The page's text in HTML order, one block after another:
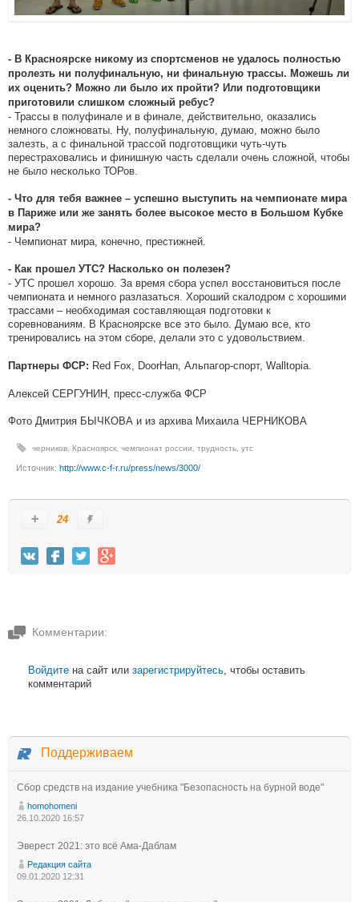
- В Красноярске никому из спортсменов не удалось полностью
пролезть ни полуфинальную, ни финальную трассы. Можешь ли
их оценить? Можно ли было их пройти? Или подготовщики
приготовили слишком сложный ребус?
- Трассы в полуфинале и в финале, действительно, оказались
немного сложноваты. Ну, полуфинальную, думаю, можно было
залезть, а с финальной трассой подготовщики чуть-чуть
перестраховались и финишную часть сделали очень сложной, чтобы
не было несколько ТОРов.
- Что для тебя важнее – успешно выступить на чемпионате мира
в Париже или же занять более высокое место в Большом Кубке
мира?
- Чемпионат мира, конечно, престижней.
- Как прошел УТС? Насколько он полезен?
- УТС прошел хорошо. За время сбора успел восстановиться после
чемпионата и немного разлазаться. Хороший скалодром с хорошими
трассами – необходимая составляющая подготовки к
соревнованиям. В Красноярске все это было. Думаю все, кто
тренировались на этом сборе, делали это с удовольствием.
Партнеры ФСР: Red Fox, DoorHan, Альпагор-спорт, Walltopia.
Алексей СЕРГУНИН, пресс-служба ФСР
Фото Дмитрия БЫЧКОВА и из архива Михаила ЧЕРНИКОВА
черников, Красноярск, чемпионат россии, трудность, утс
Источник: http://www.c-f-r.ru/press/news/3000/
24
Комментарии:
Войдите на сайт или зарегистрируйтесь, чтобы оставить
комментарий
Поддерживаем
Сбор средств на издание учебника "Безопасность на бурной воде"
homohomeni
26.10.2020 16:57
Эверест 2021: это всё Ама-Даблам
Редакция сайта
09.01.2020 12:31